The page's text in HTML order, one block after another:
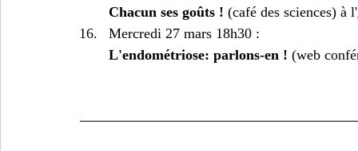
Chacun ses goûts ! (café des sciences) à l'
Mercredi 27 mars 18h30 :
L'endométriose: parlons-en ! (web